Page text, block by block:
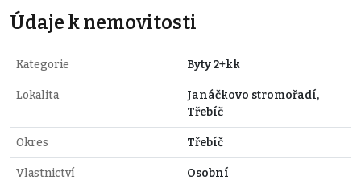
Údaje k nemovitosti
Kategorie Byty 2+kk
Lokalita
Janáčkovo stromořadí,
Třebíč
Okres Třebíč
Vlastnictví Osobní